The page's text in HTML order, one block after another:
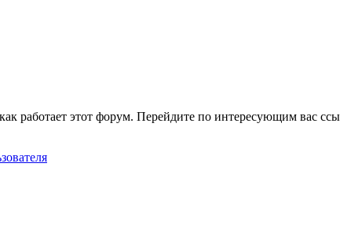
работает этот форум. Перейдите по интересующим вас